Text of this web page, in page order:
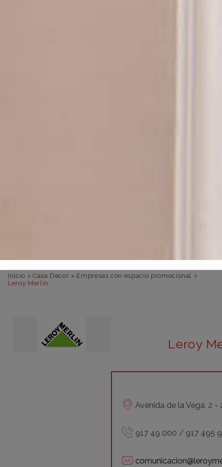
Inicio > Casa Decor > Empresas con espacio promocional >
Leroy Merlin
Leroy
Avenida de la Vega, 2
917 49 000 / 917 495